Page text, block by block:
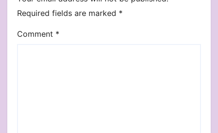
Required fields are marked *
Comment *